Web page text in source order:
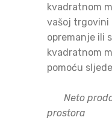
kvadratnom
vašoj trgovini
opremanje ili
kvadratnom
Neto
prostora